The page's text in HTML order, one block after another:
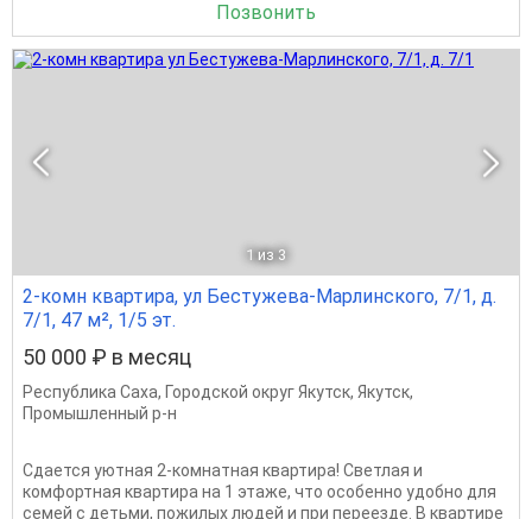
Позвонить
1 из 3
2-комн квартира, ул Бестужева-Марлинского, 7/1, д.
7/1, 47 м², 1/5 эт.
50 000 ₽ в месяц
Республика Саха, Городской округ Якутск, Якутск,
Промышленный р-н
Сдается уютная 2-комнатная квартира! Светлая и
комфортная квартира на 1 этаже, что особенно удобно для
семей с детьми, пожилых людей и при переезде. В квартире